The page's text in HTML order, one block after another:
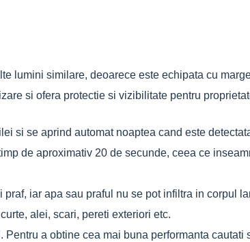
lumini similare, deoarece este echipata cu
si ofera protectie si vizibilitate pentru
si se aprind automat noaptea cand este
de aproximativ 20 de secunde, ceea ce
iar apa sau praful nu se pot infiltra in corpul
alei, scari, pereti exteriori etc.
a obtine cea mai buna performanta